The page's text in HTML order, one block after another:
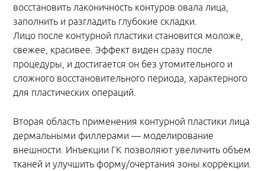
восстановить лаконичность контуров овала лица,
заполнить и разгладить глубокие складки.
Лицо после контурной пластики становится моложе,
свежее, красивее. Эффект виден сразу после
процедуры, и достигается он без утомительного и
сложного восстановительного периода, характерного
для пластических операций.
Вторая область применения контурной пластики лица
дермальными филлерами — моделирование
внешности. Инъекции ГК позволяют увеличить объем
тканей и улучшить форму/очертания зоны коррекции.